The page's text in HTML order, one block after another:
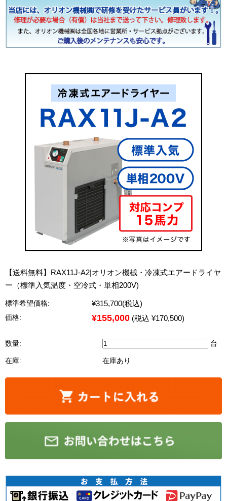
【送料無料】RAX11J-A2|オリオン機械・冷凍式エアードライヤ
ー（標準入気温度・空冷式・単相200V)
標準希望価格: ¥315,700(税込)
価格: ¥155,000 (税込 ¥170,500)
数量: 台
在庫: 在庫あり